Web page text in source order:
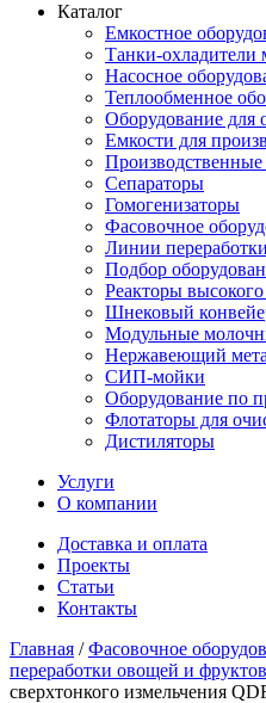
Каталог
Емкостное
Танки-охладители
Насосное
Теплообменное
Оборудование для
Емкости для
Сепараторы
Гомогенизаторы
Фасовочное
Линии
Подбор
Реакторы
Шнековый
Модульные
Нержавеющий
СИП-мойки
Оборудование по
Флотаторы для
Дистиляторы
Услуги
О компании
Доставка и оплата
Проекты
Статьи
Контакты
Главная /Фасовочное
переработки овощей и фруктов
сверхтонкого измельчения